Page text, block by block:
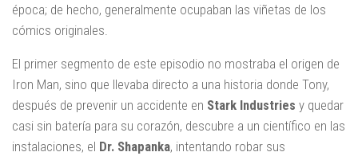
época; de hecho, generalmente ocupaban las viñetas de los
cómics originales.
El primer segmento de este episodio no mostraba el origen de
Iron Man, sino que llevaba directo a una historia donde Tony,
después de prevenir un accidente en Stark Industries y quedar
casi sin batería para su corazón, descubre a un científico en las
instalaciones, el Dr. Shapanka, intentando robar sus